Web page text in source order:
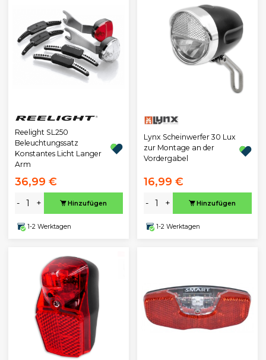
Reelight SL250
Beleuchtungssatz
Konstantes Licht Langer
Arm
36,99 €
- + Hinzufügen
1-2 Werktagen
Lynx Scheinwerfer 30 Lux
zur Montage an der
Vordergabel
16,99 €
- + Hinzufügen
1-2 Werktagen